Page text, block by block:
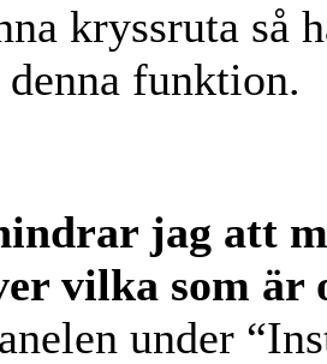
kryssruta så
funktion.
jag att
vilka som är
under